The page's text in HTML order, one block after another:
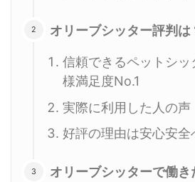
オリーブシッター評判は
信頼できるペットシッ
様満足度No.1
実際に利用した人の声
好評の理由は安心安全
オリーブシッターで働き